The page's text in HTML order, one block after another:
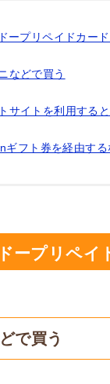
ープリペイドカー
などで買う
サイトを利用すると
ギフト券を経由す
ープリペイ
で買う